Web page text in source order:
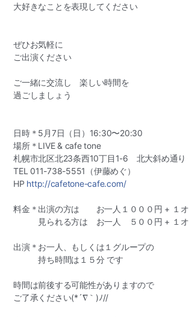
大好きなことを表現してください
ぜひお気軽に
ご出演ください
ご一緒に交流し 楽しい時間を
過ごしましょう
日時＊5月7日（日）16:30〜20:30
場所＊LIVE & cafe tone
札幌市北区北23条西10丁目1-6 北大斜め通り
TEL 011-738-5551（伊藤めぐ）
HP http://cafetone-cafe.com/
料金＊出演の方は お一人１０００円 + １オ
見られる方は お一人 ５００円 + １オ
出演＊お一人、もしくは１グループの
持ち時間は１５分 です
時間は前後する可能性がありますので
ご了承ください(*´∇｀)ﾉ//